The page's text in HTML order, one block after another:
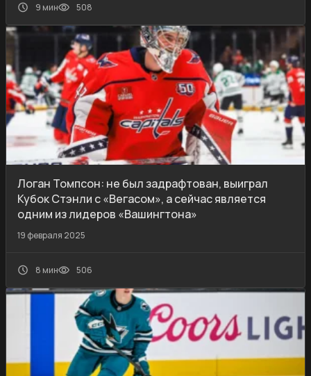
9 мин 508
Логан Томпсон: не был задрафтован, выиграл
Кубок Стэнли с «Вегасом», а сейчас является
одним из лидеров «Вашингтона»
19 февраля 2025
8 мин 506